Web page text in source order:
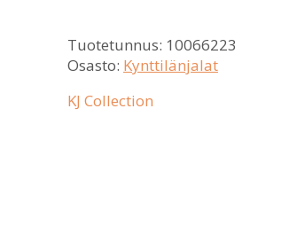
Tuotetunnus: 10066223
Osasto: Kynttilänjalat
KJ Collection